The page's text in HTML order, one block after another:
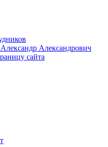
Александрович
сайта